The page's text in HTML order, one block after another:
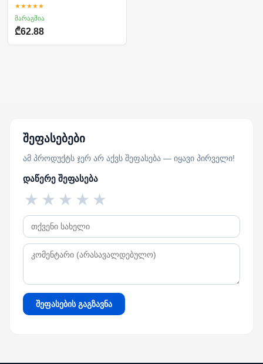
★★★★★
მარაგშია
₾62.88
შეფასებები
ამ პროდუქტს ჯერ არ აქვს შეფასება — იყავი პირველი!
დაწერე შეფასება
★
★
★
★
★
შეფასების გაგზავნა